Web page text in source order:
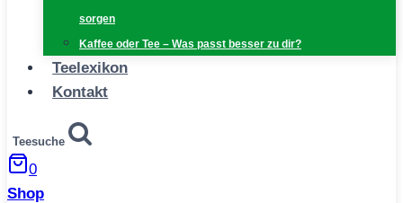
sorgen
Kaffee oder Tee – Was passt besser zu dir?
Teelexikon
Kontakt
Teesuche
0
Shop